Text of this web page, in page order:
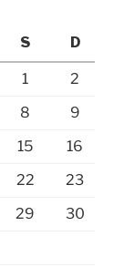
S D
1
2
8
9
15
16
22
23
29
30